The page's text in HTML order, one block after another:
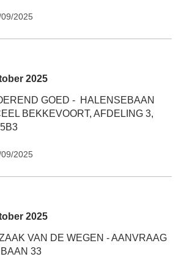
2025
2025
GOED - HALENSEBAAN
BEKKEVOORT, AFDELING 3,
2025
2025
VAN DE WEGEN - AANVRAAG
33